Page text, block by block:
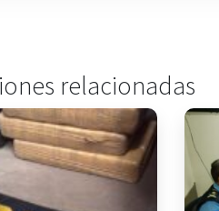
relacionadas